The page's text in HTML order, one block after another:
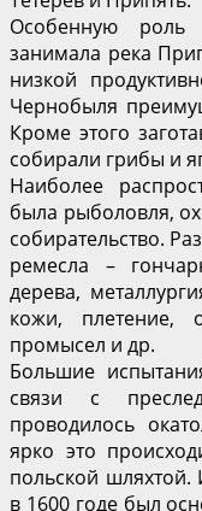
Особенную
занимала река
низкой
Чернобыля
Кроме этого
собирали грибы и
Наиболее
была рыболовля,
собирательство.
ремесла –
дерева,
кожи, плетение,
промысел и др.
Большие
связи с
проводилось
ярко это
польской
в 1600 годе был